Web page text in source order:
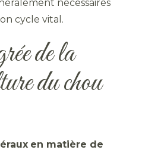
nécessaires
cycle vital.
de la
du chou
en matière de